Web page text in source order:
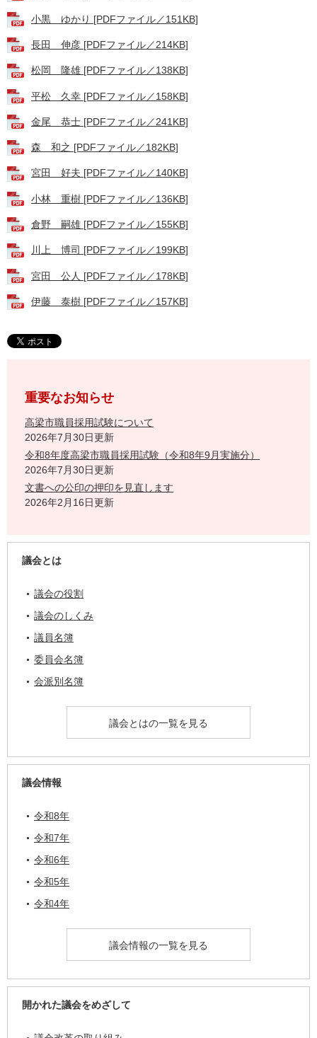
小黒 ゆかり [PDFファイル／151KB]
長田 伸彦 [PDFファイル／214KB]
松岡 隆雄 [PDFファイル／138KB]
平松 久幸 [PDFファイル／158KB]
金尾 恭士 [PDFファイル／241KB]
森 和之 [PDFファイル／182KB]
宮田 好夫 [PDFファイル／140KB]
小林 重樹 [PDFファイル／136KB]
倉野 嗣雄 [PDFファイル／155KB]
川上 博司 [PDFファイル／199KB]
宮田 公人 [PDFファイル／178KB]
伊藤 泰樹 [PDFファイル／157KB]
重要なお知らせ
高梁市職員採用試験について
2026年7月30日更新
令和8年度高梁市職員採用試験（令和8年9月実施分）
2026年7月30日更新
文書への公印の押印を見直します
2026年2月16日更新
議会とは
議会の役割
議会のしくみ
議員名簿
委員会名簿
会派別名簿
議会とはの一覧を見る
議会情報
令和8年
令和7年
令和6年
令和5年
令和4年
議会情報の一覧を見る
開かれた議会をめざして